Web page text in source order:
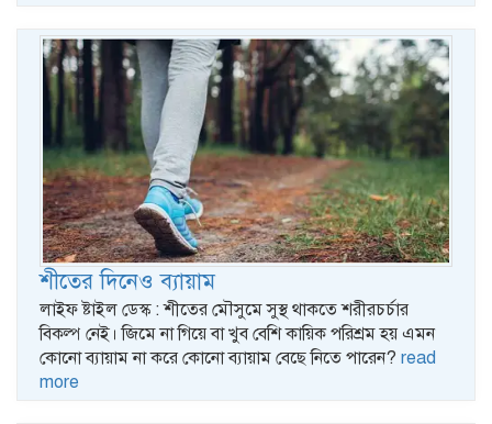
শীতের দিনেও ব্যায়াম
লাইফ ষ্টাইল ডেস্ক : শীতের মৌসুমে সুস্থ থাকতে শরীরচর্চার
বিকল্প নেই। জিমে না গিয়ে বা খুব বেশি কায়িক পরিশ্রম হয় এমন
কোনো ব্যায়াম না করে কোনো ব্যায়াম বেছে নিতে পারেন? read
more